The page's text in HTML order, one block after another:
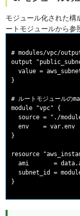
モジュール化された
ートモジュールから参
# modules/vpc/
output
value =
}
# ルートモジュールの
module "vpc" {
source = "./
  env    = var.env
}
resource
ami       =
subnet_id =